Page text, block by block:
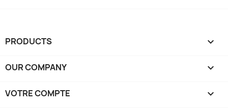
PRODUCTS 
OUR COMPANY 
VOTRE COMPTE 